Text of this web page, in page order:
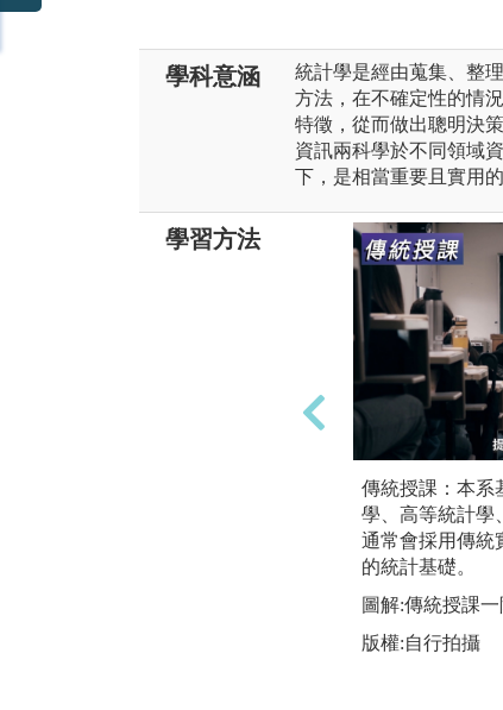
學科意涵
統計學是經由蒐集、整
方法，在不確定性的情
特徵，從而做出聰明決
資訊兩科學於不同領域
下，是相當重要且實用
學習方法
傳統授課：本系
學、高等統計學
通常會採用傳統
的統計基礎。
圖解:傳統授課一
版權:自行拍攝